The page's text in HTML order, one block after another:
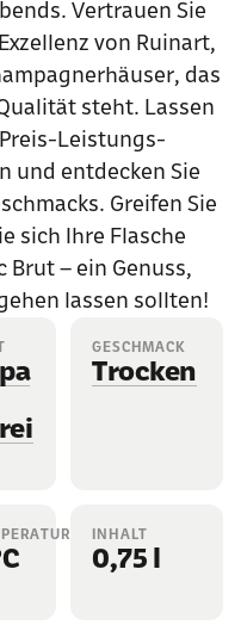
Vertrauen Sie
von Ruinart,
das
steht. Lassen
Leistungs-
und entdecken Sie
Greifen Sie
sich Ihre Flasche
Brut – ein Genuss,
lassen sollten!
GESCHMACK
Trocken
INHALT
0,75 l